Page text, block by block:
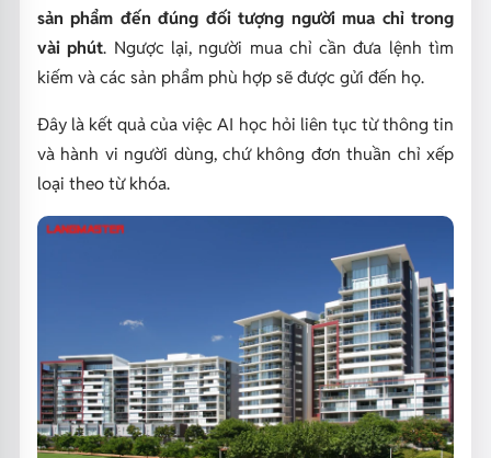
sản phẩm đến đúng đối tượng người mua chỉ trong
vài phút. Ngược lại, người mua chỉ cần đưa lệnh tìm
kiếm và các sản phẩm phù hợp sẽ được gửi đến họ.
Đây là kết quả của việc AI học hỏi liên tục từ thông tin
và hành vi người dùng, chứ không đơn thuần chỉ xếp
loại theo từ khóa.